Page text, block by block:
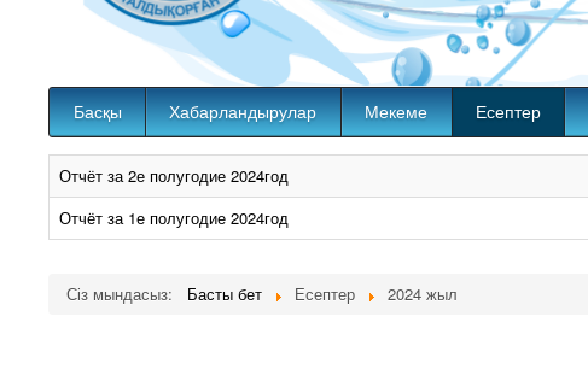
Басқы Хабарландырулар Мекеме Есептер
Отчёт за 2е полугодие 2024год
Отчёт за 1е полугодие 2024год
Сіз мындасыз: Басты бет Есептер 2024 жыл